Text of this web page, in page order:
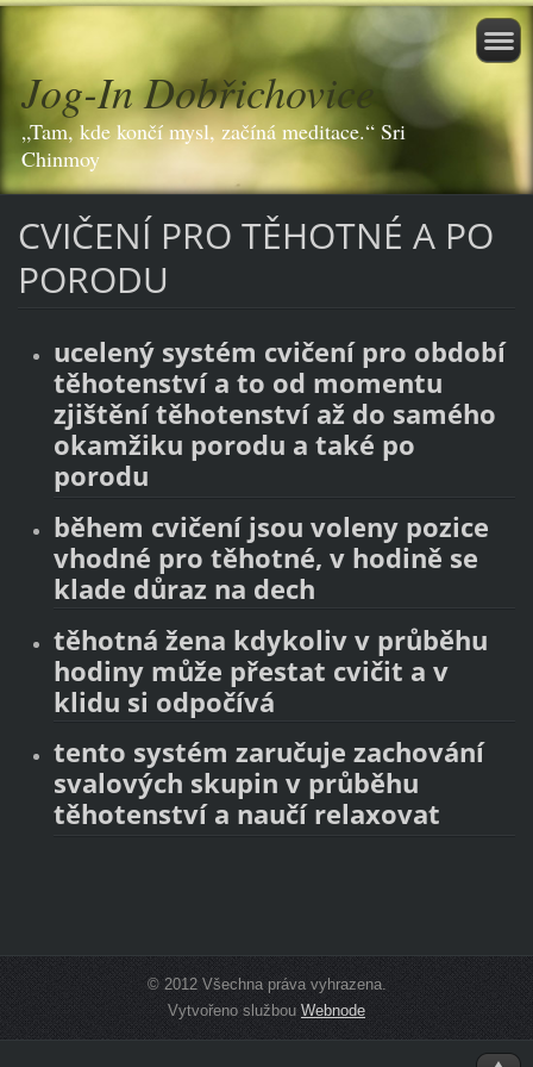
Jog-In Dobřichovice
„Tam, kde končí mysl, začíná meditace.“ Sri
Chinmoy
CVIČENÍ PRO TĚHOTNÉ A PO
PORODU
ucelený systém cvičení pro období
těhotenství a to od momentu
zjištění těhotenství až do samého
okamžiku porodu a také po
porodu
během cvičení jsou voleny pozice
vhodné pro těhotné, v hodině se
klade důraz na dech
těhotná žena kdykoliv v průběhu
hodiny může přestat cvičit a v
klidu si odpočívá
tento systém zaručuje zachování
svalových skupin v průběhu
těhotenství a naučí relaxovat
© 2012 Všechna práva vyhrazena.
Vytvořeno službou Webnode